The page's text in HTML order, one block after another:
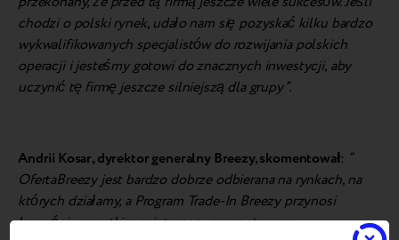
chodzi o polski rynek, udało nam się pozyskać kilku bardzo
wykwalifikowanych specjalistów do rozwijania polskich
operacji i jesteśmy gotowi do znacznych inwestycji, aby
uczynić tę firmę jeszcze silniejszą dla grupy”.
Andrii Kosar, dyrektor generalny Breezy, skomentował: ”
OfertaBreezy jest bardzo dobrze odbierana na rynkach, na
których działamy, a Program Trade-In Breezy przynosi
korzyści wszystkim zainteresowanym stronom.